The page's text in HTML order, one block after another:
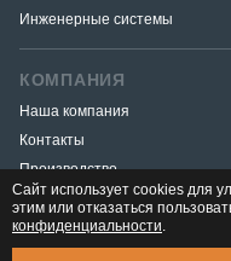
Инженерные системы
КОМПАНИЯ
Наша компания
Контакты
Производство
Разработка и продвижение
Сайт использует cookies для
этим или отказаться
конфиденциальности.